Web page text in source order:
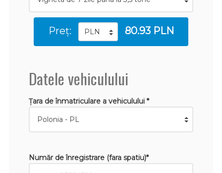
Preț: 80.93 PLN
Datele vehiculului
Țara de înmatriculare a vehiculului *
Număr de înregistrare (fara spatiu)*